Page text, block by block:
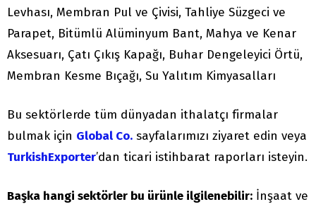
Levhası, Membran Pul ve Çivisi, Tahliye Süzgeci ve
Parapet, Bitümlü Alüminyum Bant, Mahya ve Kenar
Aksesuarı, Çatı Çıkış Kapağı, Buhar Dengeleyici Örtü,
Membran Kesme Bıçağı, Su Yalıtım Kimyasalları
Bu sektörlerde tüm dünyadan ithalatçı firmalar
bulmak için Global Co. sayfalarımızı ziyaret edin veya
TurkishExporter’dan ticari istihbarat raporları isteyin.
Başka hangi sektörler bu ürünle ilgilenebilir: İnşaat ve